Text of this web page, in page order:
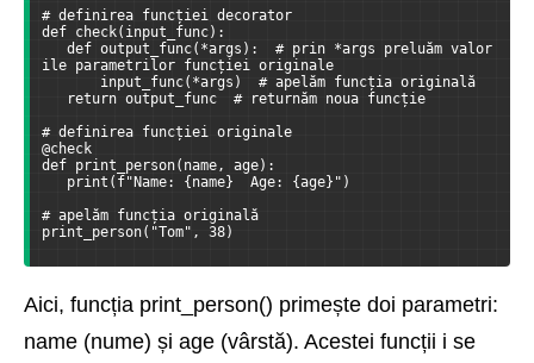
# definirea funcției decorator
def check(input_func):
def output_func(*args):  # prin *args preluăm valor
ile parametrilor funcției originale
input_func(*args)  # apelăm funcția originală
return output_func  # returnăm noua funcție
# definirea funcției originale
@check
def print_person(name, age):
print(f"Name: {name}  Age: {age}")
# apelăm funcția originală
print_person("Tom", 38)
Aici, funcția print_person() primește doi parametri:
name (nume) și age (vârstă). Acestei funcții i se